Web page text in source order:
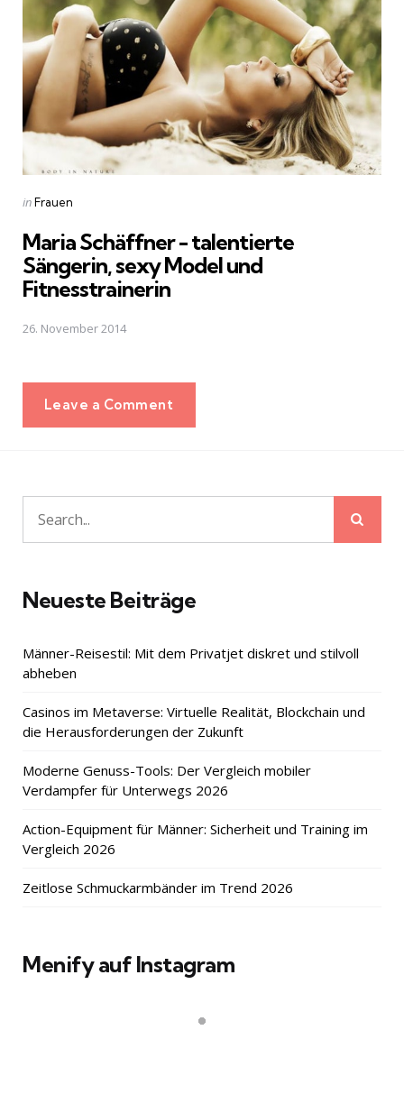
Posted
inFrauen
Maria Schäffner - talentierte
Sängerin, sexy Model und
Fitnesstrainerin
26. November 2014
Leave a Comment
Search
for:
Neueste Beiträge
Männer-Reisestil: Mit dem Privatjet diskret und stilvoll
abheben
Casinos im Metaverse: Virtuelle Realität, Blockchain und
die Herausforderungen der Zukunft
Moderne Genuss-Tools: Der Vergleich mobiler
Verdampfer für Unterwegs 2026
Action-Equipment für Männer: Sicherheit und Training im
Vergleich 2026
Zeitlose Schmuckarmbänder im Trend 2026
Menify auf Instagram